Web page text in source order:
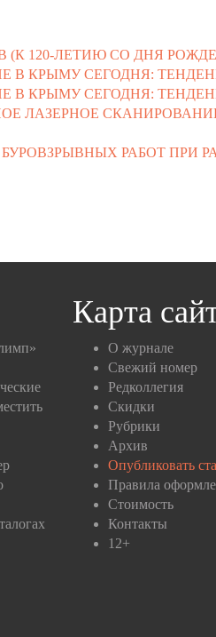
120-ЛЕТИЮ СО ДНЯ
В КРЫМУ СЕГОДНЯ:
В КРЫМУ СЕГОДНЯ:
ЛАЗЕРНОЕ
РАБОТ ПРИ
Карта
О журнале
Свежий номер
Редколлегия
Скидки
Рубрики
Архив
Опубликовать
Правила
Стоимость
Контакты
12+